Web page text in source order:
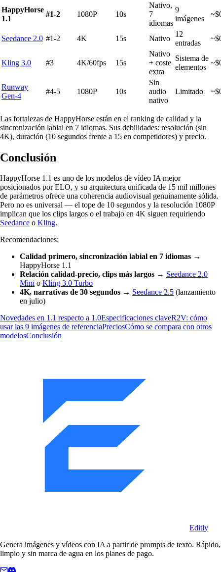
HappyHorse
1.1
#1-2 1080P 10s
Nativo,
7
idiomas
9
imágenes
Seedance 2.0 #1-2 4K 15s Nativo
12
entradas
Kling 3.0 #3 4K/60fps 15s
Nativo
+ coste
extra
Sistema de
elementos
Runway
Gen-4
#4-5 1080P 10s
Sin
audio
nativo
Limitado
Las fortalezas de HappyHorse están en el ranking de calidad y la
sincronización labial en 7 idiomas. Sus debilidades: resolución (sin
4K), duración (10 segundos frente a 15 en competidores) y precio.
Conclusión
HappyHorse 1.1 es uno de los modelos de vídeo IA mejor
posicionados por ELO, y su arquitectura unificada de 15 mil millones
de parámetros ofrece una coherencia audiovisual genuinamente sólida.
Pero no es universal — el tope de 10 segundos y la resolución 1080P
implican que los clips largos o el trabajo en 4K siguen requiriendo
Seedance o Kling.
Recomendaciones:
Calidad primero, sincronización labial en 7 idiomas →
HappyHorse 1.1
Relación calidad-precio, clips más largos → Seedance 2.0
Mini o Kling 3.0 Turbo
4K, narrativas de 30 segundos → Seedance 2.5 (lanzamiento
en julio)
Novedades en 1.1 respecto a 1.0Especificaciones claveR2V: cómo
usar las 9 imágenes de referenciaPreciosCómo se compara con otros
modelosConclusión
Editly
Genera imágenes y vídeos con IA a partir de prompts de texto. Rápido,
limpio y sin marca de agua en los planes de pago.